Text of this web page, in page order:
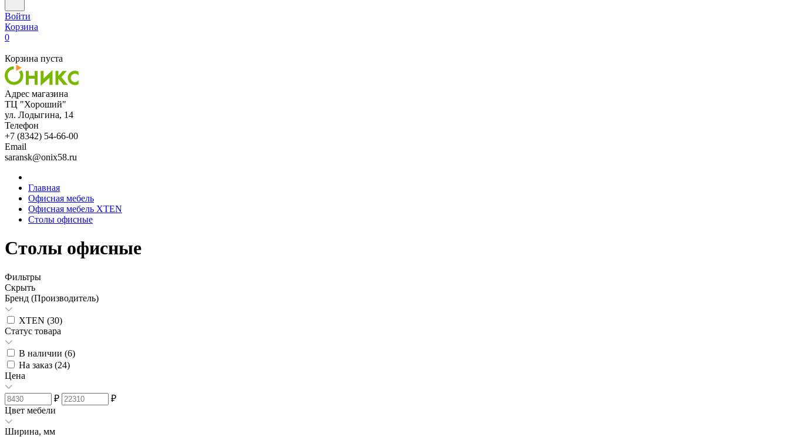
Войти
Корзина
0
Корзина пуста
Адрес магазина
ТЦ "Хороший"
ул. Лодыгина, 14
Телефон
+7 (8342) 54-66-00
Email
saransk@onix58.ru
Главная
Офисная мебель
Офисная мебель XTEN
Столы офисные
Столы офисные
Фильтры
Скрыть
Бренд (Производитель)
XTEN (30)
Статус товара
В наличии (6)
На заказ (24)
Цена
₽
₽
Цвет мебели
Ширина, мм